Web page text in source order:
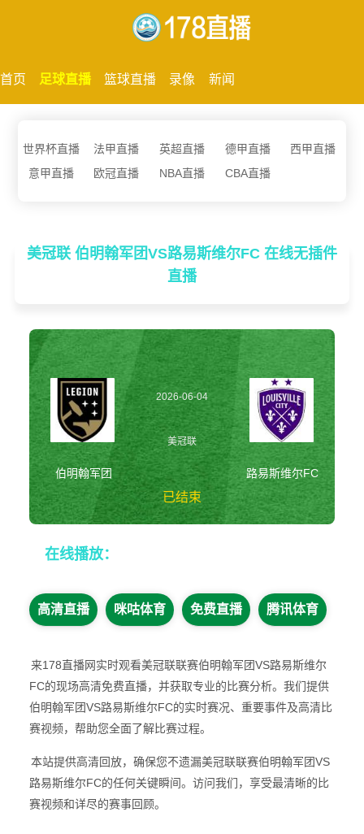
首页 足球直播 篮球直播 录像 新闻
世界杯直播 法甲直播 英超直播 德甲直播
西甲直播
意甲直播
欧冠直播 NBA直播 CBA直播
美冠联 伯明翰军团VS路易斯维尔FC 在线无插件
直播
伯明翰军团
2026-06-04
08:05:00
美冠联
已结束
路易斯维尔FC
在线播放：
高清直播 咪咕体育 免费直播 腾讯体育
来178直播网实时观看美冠联联赛伯明翰军团VS路易斯维尔
FC的现场高清免费直播，并获取专业的比赛分析。我们提供
伯明翰军团VS路易斯维尔FC的实时赛况、重要事件及高清比
赛视频，帮助您全面了解比赛过程。
本站提供高清回放，确保您不遗漏美冠联联赛伯明翰军团VS
路易斯维尔FC的任何关键瞬间。访问我们，享受最清晰的比
赛视频和详尽的赛事回顾。